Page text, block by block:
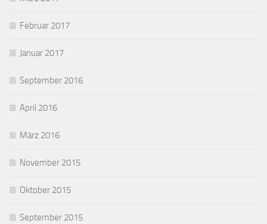
Februar 2017
Januar 2017
September 2016
April 2016
März 2016
November 2015
Oktober 2015
September 2015